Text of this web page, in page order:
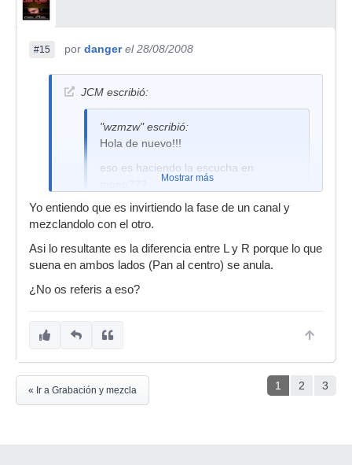
#15 por danger el 28/08/2008
JCM escribió:
"wzmzw" escribió:
Hola de nuevo!!!
eso es haciendo la escucha en
Mostrar más
Yo entiendo que es invirtiendo la fase de un canal y
mezclandolo con el otro.
Asi lo resultante es la diferencia entre L y R porque lo que
suena en ambos lados (Pan al centro) se anula.
¿No os referis a eso?
1 2 3
« Ir a Grabación y mezcla